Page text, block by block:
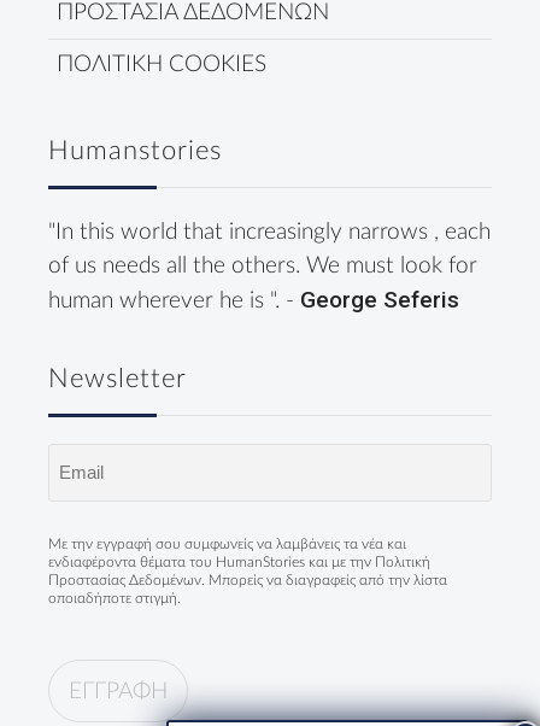
ΠΡΟΣΤΑΣΙΑ ΔΕΔΟΜΕΝΩΝ
ΠΟΛΙΤΙΚΗ COOKIES
Humanstories
"In this world that increasingly narrows , each
of us needs all the others. We must look for
human wherever he is ". - George Seferis
Newsletter
Με την εγγραφή σου συμφωνείς να λαμβάνεις τα νέα και
ενδιαφέροντα θέματα του HumanStories και με την Πολιτική
Προστασίας Δεδομένων . Μπορείς να διαγραφείς από την λίστα
οποιαδήποτε στιγμή.